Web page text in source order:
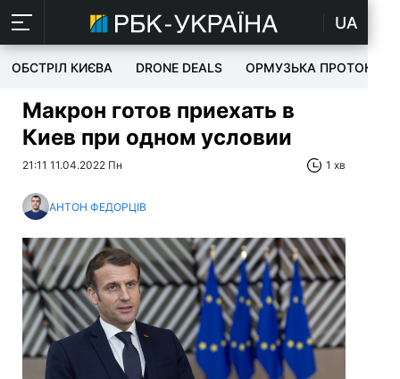
UA
ОБСТРІЛ КИЄВА DRONE DEALS ОРМУЗЬКА ПРОТОКА
Макрон готов приехать в
Киев при одном условии
21:11 11.04.2022 Пн 1 хв
АНТОН ФЕДОРЦІВ